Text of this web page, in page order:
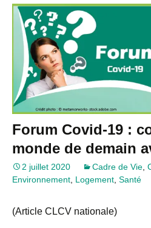
Forum Covid-19 :
monde de demain
2 juillet 2020 Cadre de Vie,
Environnement, Logement, Santé
(Article CLCV nationale)